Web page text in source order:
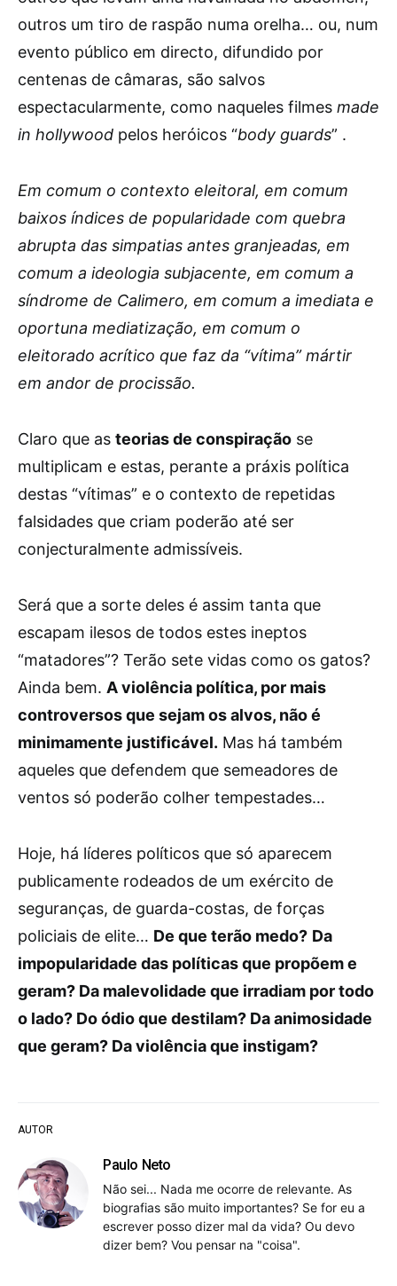
AUTOR
Paulo Neto
Não sei... Nada me ocorre de relevante. As
biografias são muito importantes? Se for eu a
escrever posso dizer mal da vida? Ou devo
dizer bem? Vou pensar na "coisa".
outros um tiro de raspão numa orelha… ou, num
evento público em directo, difundido por
centenas de câmaras, são salvos
espectacularmente, como naqueles filmes made
in hollywood pelos heróicos “body guards” .
Em comum o contexto eleitoral, em comum
baixos índices de popularidade com quebra
abrupta das simpatias antes granjeadas, em
comum a ideologia subjacente, em comum a
síndrome de Calimero, em comum a imediata e
oportuna mediatização, em comum o
eleitorado acrítico que faz da “vítima” mártir
em andor de procissão.
Claro que as teorias de conspiração se
multiplicam e estas, perante a práxis política
destas “vítimas” e o contexto de repetidas
falsidades que criam poderão até ser
conjecturalmente admissíveis.
Será que a sorte deles é assim tanta que
escapam ilesos de todos estes ineptos
“matadores”? Terão sete vidas como os gatos?
Ainda bem. A violência política, por mais
controversos que sejam os alvos, não é
minimamente justificável. Mas há também
aqueles que defendem que semeadores de
ventos só poderão colher tempestades…
Hoje, há líderes políticos que só aparecem
publicamente rodeados de um exército de
seguranças, de guarda-costas, de forças
policiais de elite… De que terão medo? Da
impopularidade das políticas que propõem e
geram? Da malevolidade que irradiam por todo
o lado? Do ódio que destilam? Da animosidade
que geram? Da violência que instigam?